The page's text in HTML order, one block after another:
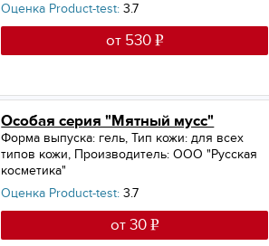
от 530
Оценка Product-test: 3.7
Особая серия "Мятный мусс"
Форма выпуска: гель,Тип кожи: для всех
типов кожи, Производитель: ООО "Русская
косметика"
от 30
Оценка Product-test: 3.7